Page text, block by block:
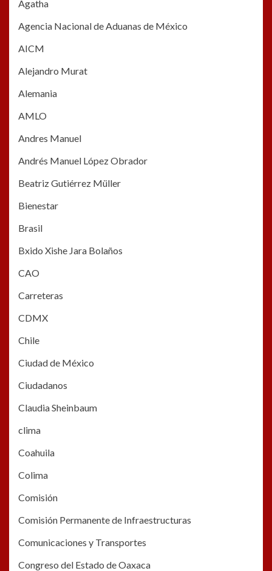
Agatha
Agencia Nacional de Aduanas de México
AICM
Alejandro Murat
Alemania
AMLO
Andres Manuel
Andrés Manuel López Obrador
Beatriz Gutiérrez Müller
Bienestar
Brasil
Bxido Xishe Jara Bolaños
CAO
Carreteras
CDMX
Chile
Ciudad de México
Ciudadanos
Claudia Sheinbaum
clima
Coahuila
Colima
Comisión
Comisión Permanente de Infraestructuras
Comunicaciones y Transportes
Congreso del Estado de Oaxaca